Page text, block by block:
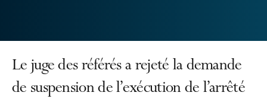
Le juge des référés a rejeté la demande
de suspension de l’exécution de l’arrêté